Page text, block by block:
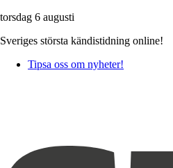
torsdag 6 augusti
Sveriges största kändistidning online!
Tipsa oss om nyheter!